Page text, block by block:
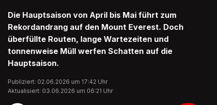
Die Hauptsaison von April bis Mai führt zum
Rekordandrang auf den Mount Everest. Doch
überfüllte Routen, lange Wartezeiten und
tonnenweise Müll werfen Schatten auf die
Hauptsaison.
Publiziert: 02.06.2026 um 17:42 Uhr
Aktualisiert: 03.06.2026 um 06:21 Uhr